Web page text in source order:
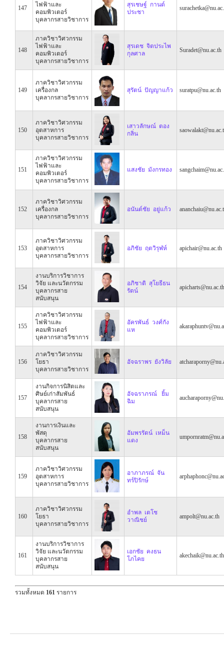
147
ไฟฟ้าและ
คอมพิวเตอร์
บุคลากรสายวิชาการ
สุรเชษฐ์ กานต์
ประชา
148
ภาควิชาวิศวกรรม
ไฟฟ้าและ
คอมพิวเตอร์
บุคลากรสายวิชาการ
สุรเดช จิตประไพ
กุลศาล
Suradet@nu.ac.th
149
ภาควิชาวิศวกรรม
เครื่องกล
บุคลากรสายวิชาการ
สุรัตน์ ปัญญาแก้ว suratpu@nu.ac.th
150
ภาควิชาวิศวกรรม
อุตสาหการ
บุคลากรสายวิชาการ
เสาวลักษณ์ ตอง
กลิ่น
151
ภาควิชาวิศวกรรม
ไฟฟ้าและ
คอมพิวเตอร์
บุคลากรสายวิชาการ
แสงชัย มังกรทอง
152
ภาควิชาวิศวกรรม
เครื่องกล
บุคลากรสายวิชาการ
อนันต์ชัย อยู่แก้ว
153
ภาควิชาวิศวกรรม
อุตสาหการ
บุคลากรสายวิชาการ
อภิชัย ฤตวิรุฬห์ apichair@nu.ac.th
154
งานบริการวิชาการ
วิจัย และนวัตกรรม
บุคลากรสาย
สนับสนุน
อภิชาติ สุโยธีธน
รัตน์
apicharts@nu.ac.th
155
ภาควิชาวิศวกรรม
ไฟฟ้าและ
คอมพิวเตอร์
บุคลากรสายวิชาการ
อัครพันธ์ วงศ์กัง
แห
156
ภาควิชาวิศวกรรม
โยธา
บุคลากรสายวิชาการ
อัจฉราพร ยังวิลัย
157
งานกิจการนิสิตและ
ศิษย์เก่าสัมพันธ์
บุคลากรสาย
สนับสนุน
อัจฉราภรณ์ ยิ้ม
ฉิม
158
งานการเงินและ
พัสดุ
บุคลากรสาย
สนับสนุน
อัมพรรัตน์ เหม็น
แดง
159
ภาควิชาวิศวกรรม
อุตสาหการ
บุคลากรสายวิชาการ
อาภาภรณ์ จัน
ทร์ปิรักษ์
160
ภาควิชาวิศวกรรม
โยธา
บุคลากรสายวิชาการ
อำพล เตโช
วาณิชย์
ampolt@nu.ac.th
161
งานบริการวิชาการ
วิจัย และนวัตกรรม
บุคลากรสาย
สนับสนุน
เอกชัย คงธน
โภไคย
akechaik@nu.ac.th
รวมทั้งหมด 161 รายการ